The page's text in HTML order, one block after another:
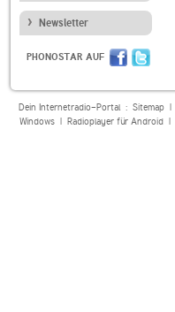
Newsletter
PHONOSTAR AUF
Dein Internetradio-Portal : Sitemap|
Windows| Radioplayer für Android|